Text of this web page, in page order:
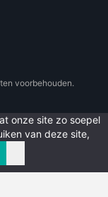
voorbehouden.
onze site zo soepel
van deze site,